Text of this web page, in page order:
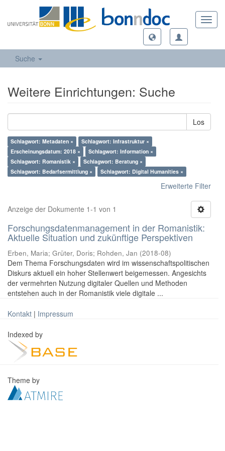
Suche
Weitere Einrichtungen: Suche
Los
Schlagwort: Metadaten ×
Schlagwort: Infrastruktur ×
Erscheinungsdatum: 2018 ×
Schlagwort: Information ×
Schlagwort: Romanistik ×
Schlagwort: Beratung ×
Schlagwort: Bedarfsermittlung ×
Schlagwort: Digital Humanities ×
Erweiterte Filter
Anzeige der Dokumente 1-1 von 1
Forschungsdatenmanagement in der Romanistik:
Aktuelle Situation und zukünftige Perspektiven
Erben, Maria; Grüter, Doris; Rohden, Jan (2018-08)
Dem Thema Forschungsdaten wird im wissenschaftspolitischen
Diskurs aktuell ein hoher Stellenwert beigemessen. Angesichts
der vermehrten Nutzung digitaler Quellen und Methoden
entstehen auch in der Romanistik viele digitale ...
Kontakt | Impressum
Indexed by
Theme by